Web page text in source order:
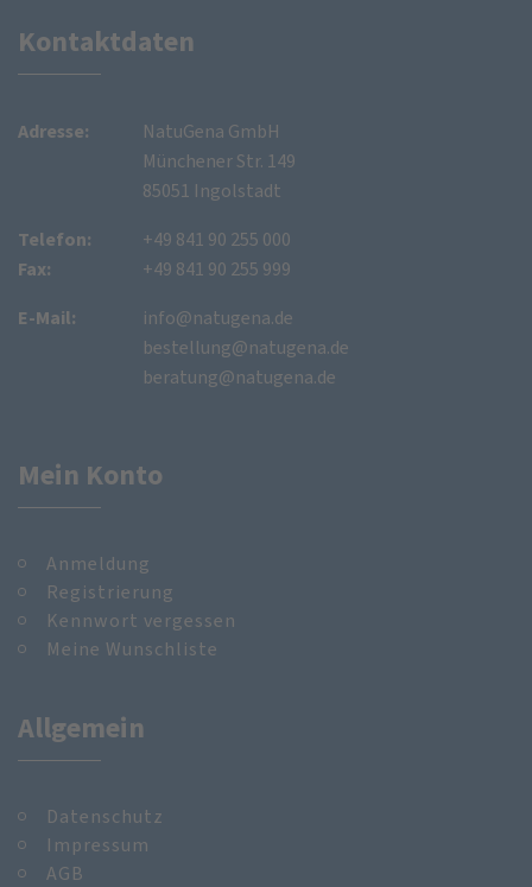
Kontaktdaten
Adresse:
NatuGena GmbH
Münchener Str. 149
85051 Ingolstadt
Telefon:
Fax:
+49 841 90 255 000
+49 841 90 255 999
E-Mail:
info@natugena.de
bestellung@natugena.de
beratung@natugena.de
Mein Konto
Anmeldung
Registrierung
Kennwort vergessen
Meine Wunschliste
Allgemein
Datenschutz
Impressum
AGB